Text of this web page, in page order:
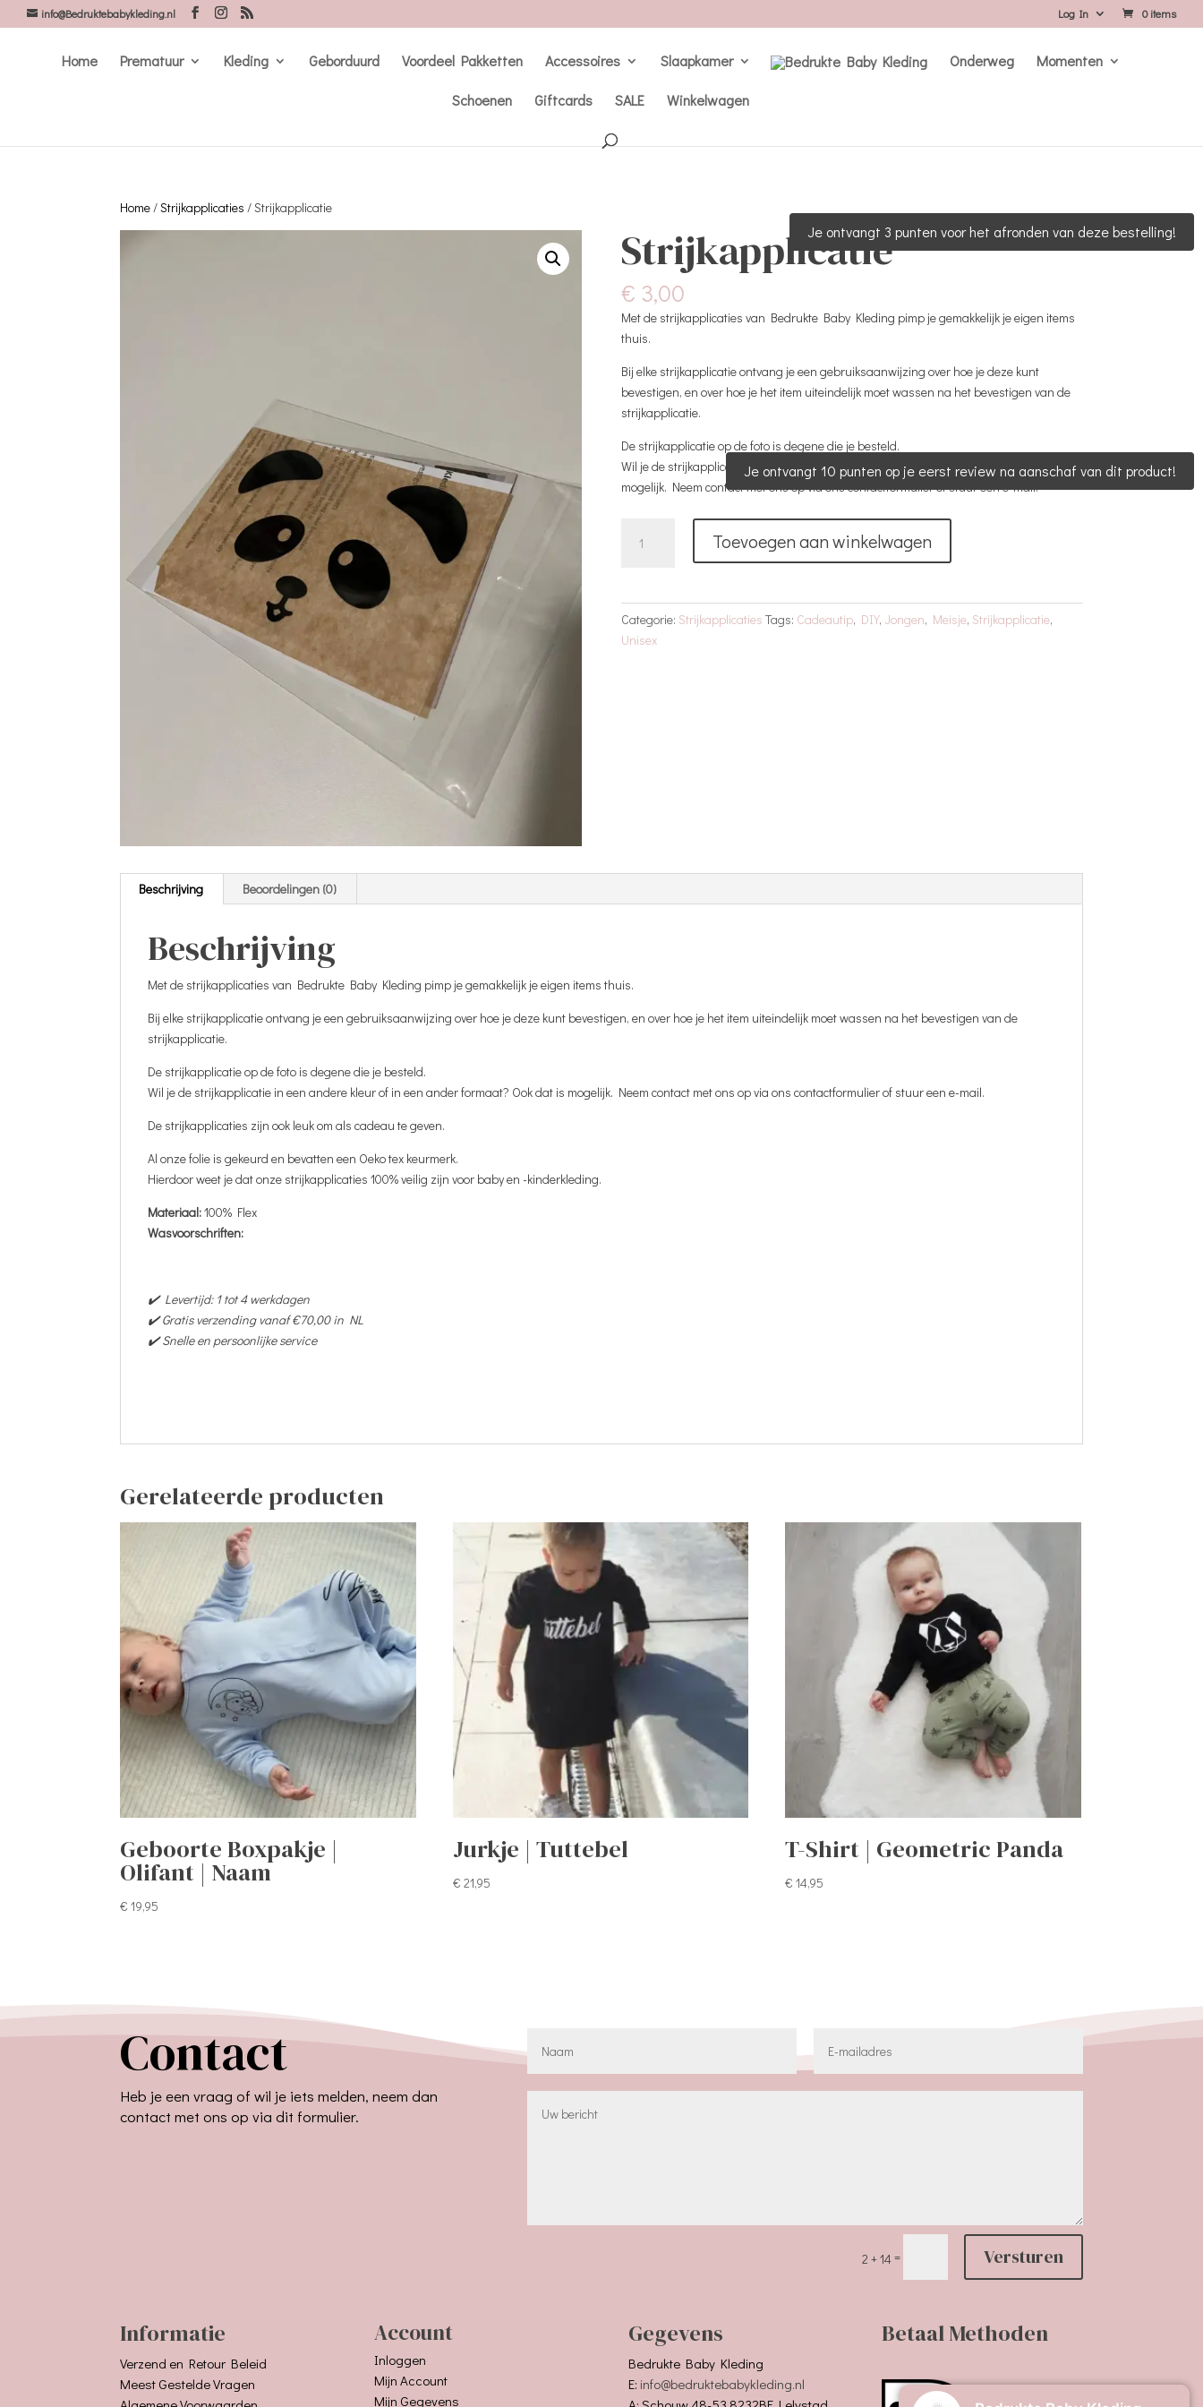
info@Bedruktebabykleding.nl Log In 0 items
Home Prematuur Kleding Geborduurd Voordeel Pakketten Accessoires Slaapkamer Onderweg Momenten
Schoenen Giftcards SALE Winkelwagen
Home/Strijkapplicaties / Strijkapplicatie
Strijkapplicatie
€ 3,00
Met de strijkapplicaties van Bedrukte Baby Kleding pimp je gemakkelijk je eigen items
thuis.
Bij elke strijkapplicatie ontvang je een gebruiksaanwijzing over hoe je deze kunt
bevestigen, en over hoe je het item uiteindelijk moet wassen na het bevestigen van de
strijkapplicatie.
De strijkapplicatie op de foto is degene die je besteld.
Wil je de strijkapplicatie in een andere kleur of in een ander formaat? Ook dat is
mogelijk. Neem contact met ons op via ons contactformulier of stuur een e-mail.
Je ontvangt 3 punten voor het afronden van deze bestelling!
Je ontvangt 10 punten op je eerst review na aanschaf van dit product!
aantal
Toevoegen aan winkelwagen
Categorie: Strijkapplicaties Tags: Cadeautip, DIY, Jongen, Meisje, Strijkapplicatie,
Unisex
Beschrijving Beoordelingen (0)
Beschrijving
Met de strijkapplicaties van Bedrukte Baby Kleding pimp je gemakkelijk je eigen items thuis.
Bij elke strijkapplicatie ontvang je een gebruiksaanwijzing over hoe je deze kunt bevestigen, en over hoe je het item uiteindelijk moet wassen na het bevestigen van de
strijkapplicatie.
De strijkapplicatie op de foto is degene die je besteld.
Wil je de strijkapplicatie in een andere kleur of in een ander formaat? Ook dat is mogelijk. Neem contact met ons op via ons contactformulier of stuur een e-mail.
De strijkapplicaties zijn ook leuk om als cadeau te geven.
Al onze folie is gekeurd en bevatten een Oeko tex keurmerk.
Hierdoor weet je dat onze strijkapplicaties 100% veilig zijn voor baby en -kinderkleding.
Materiaal:100% Flex
Wasvoorschriften:
✔️ Levertijd: 1 tot 4 werkdagen
✔️ Gratis verzending vanaf €70,00 in NL
✔️ Snelle en persoonlijke service
Gerelateerde producten
Geboorte Boxpakje |
Olifant | Naam
€ 19,95
Jurkje | Tuttebel
€ 21,95
T-Shirt | Geometric Panda
€ 14,95
Contact
Heb je een vraag of wil je iets melden, neem dan
contact met ons op via dit formulier.
2 + 14= Versturen
Informatie
Verzend en Retour Beleid
Meest Gestelde Vragen
Account
Inloggen
Mijn Account
Mijn Gegevens
Gegevens
Bedrukte Baby Kleding
E: info@bedruktebabykleding.nl
Betaal Methoden